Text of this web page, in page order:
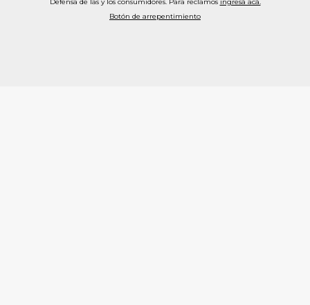
Defensa de las y los consumidores. Para reclamos ingresá acá.
Botón de arrepentimiento